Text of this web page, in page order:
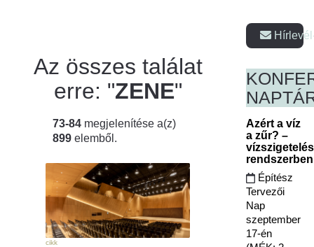
Az összes találat
erre: "ZENE"
73-84 megjelenítése a(z)
899 elemből.
cikk
Azért a víz
a zűr? –
Építész
Tervezői
Nap
szeptember
17-én